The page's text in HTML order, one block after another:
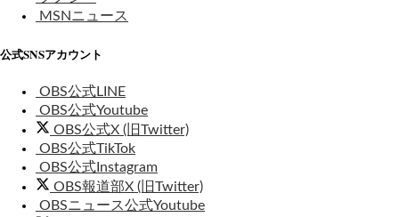
MSNニュース
公式SNSアカウント
OBS公式LINE
OBS公式Youtube
OBS公式X (旧Twitter)
OBS公式TikTok
OBS公式Instagram
OBS報道部X (旧Twitter)
OBSニュース公式Youtube